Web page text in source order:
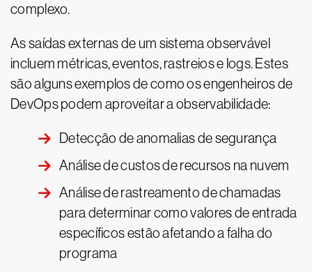
complexo.
As saídas externas de um sistema observável
incluem métricas, eventos, rastreios e logs. Estes
são alguns exemplos de como os engenheiros de
DevOps podem aproveitar a observabilidade:
Detecção de anomalias de segurança
Análise de custos de recursos na nuvem
Análise de rastreamento de chamadas
para determinar como valores de entrada
específicos estão afetando a falha do
programa